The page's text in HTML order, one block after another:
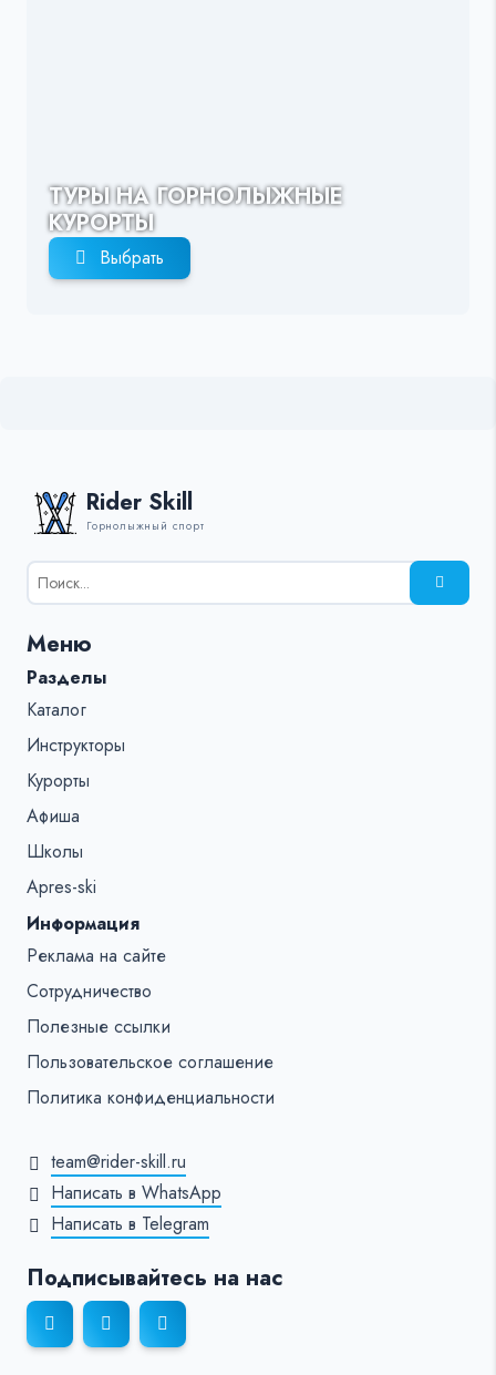
ТУРЫ НА ГОРНОЛЫЖНЫЕ
КУРОРТЫ
Выбрать
Rider Skill
Горнолыжный спорт
Результаты
поиска
%s:
Меню
Разделы
Каталог
Инструкторы
Курорты
Афиша
Школы
Apres-ski
Информация
Реклама на сайте
Сотрудничество
Полезные ссылки
Пользовательское соглашение
Политика конфиденциальности
team@rider-skill.ru
Написать в WhatsApp
Написать в Telegram
Подписывайтесь на нас